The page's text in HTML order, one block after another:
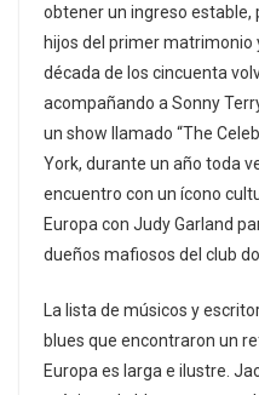
obtener un ingreso estable,
hijos del primer matrimonio
década de los cincuenta
acompañando a Sonny
un show llamado “The
York, durante un año toda
encuentro con un ícono
Europa con Judy Garland
dueños mafiosos del club
La lista de músicos y
blues que encontraron un
Europa es larga e ilustre.